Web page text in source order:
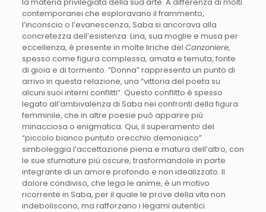
contemporanei che esploravano il frammento,
l’inconscio o l’evanescenza, Saba si ancorava alla
concretezza dell’esistenza. Lina, sua moglie e musa per
eccellenza, è presente in molte liriche del Canzoniere,
spesso come figura complessa, amata e temuta, fonte
di gioia e di tormento. “Donna” rappresenta un punto di
arrivo in questa relazione, una “vittoria del poeta su
alcuni suoi interni conflitti”. Questo conflitto è spesso
legato all’ambivalenza di Saba nei confronti della figura
femminile, che in altre poesie può apparire più
minacciosa o enigmatica. Qui, il superamento del
“piccolo bianco puntuto orecchio demoniaco”
simboleggia l’accettazione piena e matura dell’altro, con
le sue sfumature più oscure, trasformandole in parte
integrante di un amore profondo e non idealizzato. Il
dolore condiviso, che lega le anime, è un motivo
ricorrente in Saba, per il quale le prove della vita non
indeboliscono, ma rafforzano i legami autentici.